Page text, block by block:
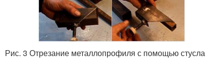
Рис. 3 Отрезание металлопрофиля с помощью стусла